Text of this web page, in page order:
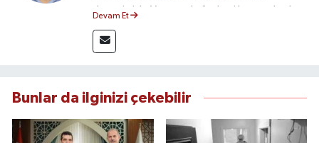
deneyimiyle Van yerel gündemi başta olmak
takip etmektedir. Editoryal sürece katkı sunan
Yılmaz, tarafsızlık, doğruluk ve etik ilkeler
bilgilendirmektedir.
Devam Et
Bunlar da ilginizi çekebilir